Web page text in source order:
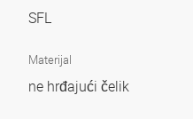
SFL
Materijal
ne hrđajući čelik